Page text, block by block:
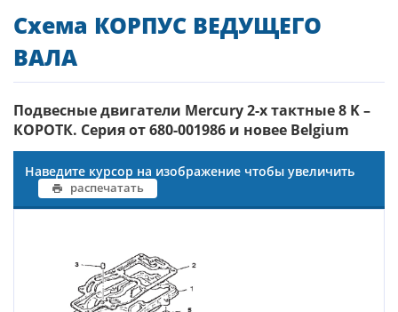
Cхема КОРПУС ВЕДУЩЕГО
ВАЛА
Подвесные двигатели Mercury 2-х тактные 8 K –
КОРОТК. Серия от 680-001986 и новее Belgium
Наведите курсор на изображение чтобы увеличить
распечатать